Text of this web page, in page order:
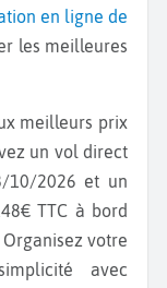
en ligne de
les meilleures
un vol direct
10/2026 et un
TTC à bord
Organisez votre
avec